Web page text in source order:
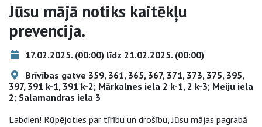
Jūsu mājā notiks kaitēkļu
prevencija.
17.02.2025. (00:00) līdz 21.02.2025. (00:00)
Brīvības gatve 359, 361, 365, 367, 371, 373, 375, 395,
397, 391 k-1, 391 k-2; Mārkalnes iela 2 k-1, 2 k-3; Meiju iela
2; Salamandras iela 3
Labdien! Rūpējoties par tīrību un drošību, Jūsu mājas pagrabā